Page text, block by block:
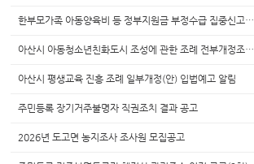
한부모가족 아동양육비 등 정부지원금 부정수급 집중신고기간 운영 홍보
아산시 아동청소년친화도시 조성에 관한 조례 전부개정조례안 입법예고 알림
아산시 평생교육 진흥 조례 일부개정(안) 입법예고 알림
주민등록 장기거주불명자 직권조치 결과 공고
2026년 도고면 농지조사 조사원 모집공고